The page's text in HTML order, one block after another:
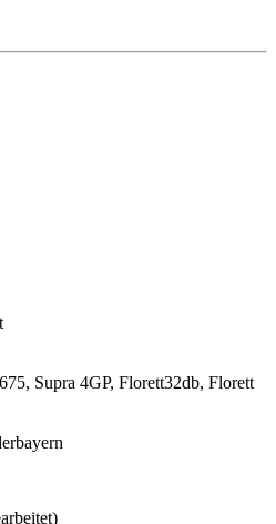
Supra 4GP, Florett32db, Florett